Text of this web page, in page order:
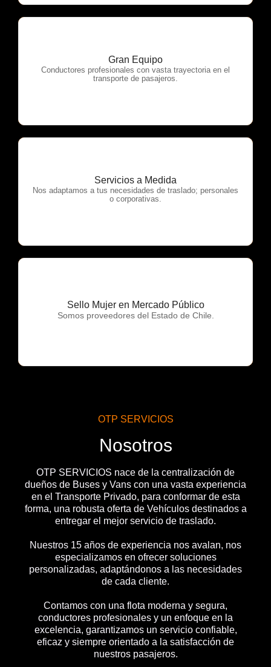
Gran Equipo
Conductores profesionales con vasta trayectoria en el
transporte de pasajeros.
OTP Servicios
Servicios a Medida
Nos adaptamos a tus necesidades de traslado; personales
o corporativas.
OTP Servicios
Sello Mujer en Mercado Público
Somos proveedores del Estado de Chile.
OTP Servicios
OTP SERVICIOS
Nosotros
OTP SERVICIOS nace de la centralización de
dueños de Buses y Vans con una vasta experiencia
en el Transporte Privado, para conformar de esta
forma, una robusta oferta de Vehículos destinados a
entregar el mejor servicio de traslado.
Nuestros 15 años de experiencia nos avalan, nos
especializamos en ofrecer soluciones
personalizadas, adaptándonos a las necesidades
de cada cliente.
Contamos con una flota moderna y segura,
conductores profesionales y un enfoque en la
excelencia, garantizamos un servicio confiable,
eficaz y siempre orientado a la satisfacción de
nuestros pasajeros.